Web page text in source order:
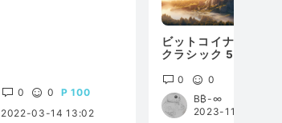
0 0
100
2022-03-14 13:02
ビットコイナー反省会
クラシック 5年越しタ
0
0
B₿-∞
2023-11-03 17:00